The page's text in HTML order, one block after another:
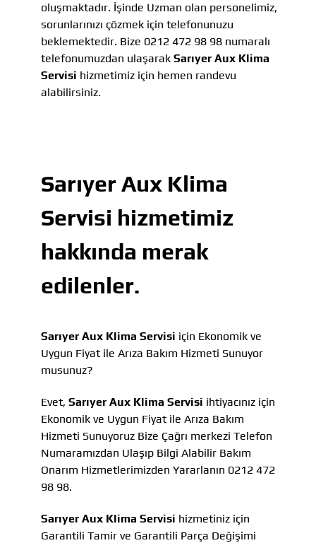
oluşmaktadır. İşinde Uzman olan personelimiz,
sorunlarınızı çözmek için telefonunuzu
beklemektedir. Bize 0212 472 98 98 numaralı
telefonumuzdan ulaşarak Sarıyer Aux Klima
Servisi hizmetimiz için hemen randevu
alabilirsiniz.
Sarıyer Aux Klima
Servisi hizmetimiz
hakkında merak
edilenler.
Sarıyer Aux Klima Servisi için Ekonomik ve
Uygun Fiyat ile Arıza Bakım Hizmeti Sunuyor
musunuz?
Evet, Sarıyer Aux Klima Servisi ihtiyacınız için
Ekonomik ve Uygun Fiyat ile Arıza Bakım
Hizmeti Sunuyoruz Bize Çağrı merkezi Telefon
Numaramızdan Ulaşıp Bilgi Alabilir Bakım
Onarım Hizmetlerimizden Yararlanın 0212 472
98 98.
Sarıyer Aux Klima Servisi hizmetiniz için
Garantili Tamir ve Garantili Parça Değişimi